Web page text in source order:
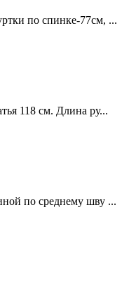
по спинке-77см, ...
118 см. Длина ру...
по среднему шву ...